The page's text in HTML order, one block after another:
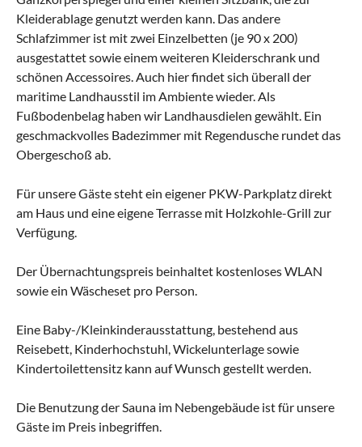
Kleiderablage genutzt werden kann. Das andere
Schlafzimmer ist mit zwei Einzelbetten (je 90 x 200)
ausgestattet sowie einem weiteren Kleiderschrank und
schönen Accessoires. Auch hier findet sich überall der
maritime Landhausstil im Ambiente wieder. Als
Fußbodenbelag haben wir Landhausdielen gewählt. Ein
geschmackvolles Badezimmer mit Regendusche rundet das
Obergeschoß ab.
Für unsere Gäste steht ein eigener PKW-Parkplatz direkt
am Haus und eine eigene Terrasse mit Holzkohle-Grill zur
Verfügung.
Der Übernachtungspreis beinhaltet kostenloses WLAN
sowie ein Wäscheset pro Person.
Eine Baby-/Kleinkinderausstattung, bestehend aus
Reisebett, Kinderhochstuhl, Wickelunterlage sowie
Kindertoilettensitz kann auf Wunsch gestellt werden.
Die Benutzung der Sauna im Nebengebäude ist für unsere
Gäste im Preis inbegriffen.